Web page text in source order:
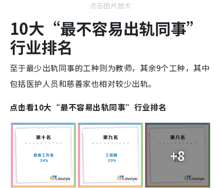
点击图片放大
10大“最不容易出轨同事”
行业排名
至于最少出轨同事的工种则为教师，其余9个工种，其中
包括医护人员和慈善家也相对较少出轨。
点击看10大“最不容易出轨同事”行业排名
+8